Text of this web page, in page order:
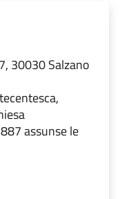
30030 Salzano
assunse le